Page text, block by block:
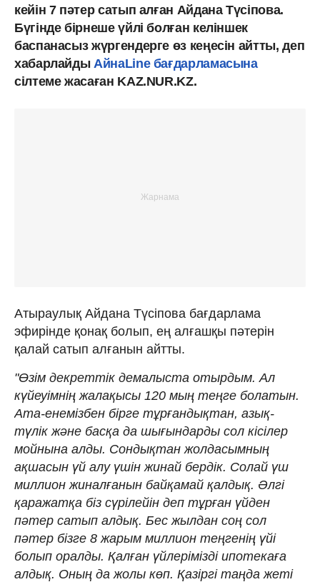
кейін 7 пәтер сатып алған Айдана Түсіпова.
Бүгінде бірнеше үйлі болған келіншек
баспанасыз жүргендерге өз кеңесін айтты, деп
хабарлайдыАйнаLine бағдарламасына
сілтеме жасаған KAZ.NUR.KZ.
Атыраулық Айдана Түсіпова бағдарлама
эфирінде қонақ болып, ең алғашқы пәтерін
қалай сатып алғанын айтты.
"Өзім декреттік демалыста отырдым. Ал
күйеуімнің жалақысы 120 мың теңге болатын.
Ата-енемізбен бірге тұрғандықтан, азық-
түлік және басқа да шығындарды сол кісілер
мойнына алды. Сондықтан жолдасымның
ақшасын үй алу үшін жинай бердік. Солай үш
миллион жиналғанын байқамай қалдық. Әлгі
қаражатқа біз сүрілейін деп тұрған үйден
пәтер сатып алдық. Бес жылдан соң сол
пәтер бізге 8 жарым миллион теңгенің үйі
болып оралды. Қалған үйлерімізді ипотекаға
алдық. Оның да жолы көп. Қазіргі таңда жеті